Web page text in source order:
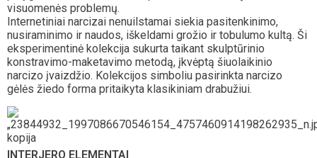
visuomenės problemų.
Internetiniai narcizai nenuilstamai siekia pasitenkinimo,
nusiraminimo ir naudos, iškeldami grožio ir tobulumo kultą. Ši
eksperimentinė kolekcija sukurta taikant skulptūrinio
konstravimo-maketavimo metodą, įkvėptą šiuolaikinio
narcizo įvaizdžio. Kolekcijos simboliu pasirinkta narcizo
gėlės žiedo forma pritaikyta klasikiniam drabužiui.
INTERJERO ELEMENTAI